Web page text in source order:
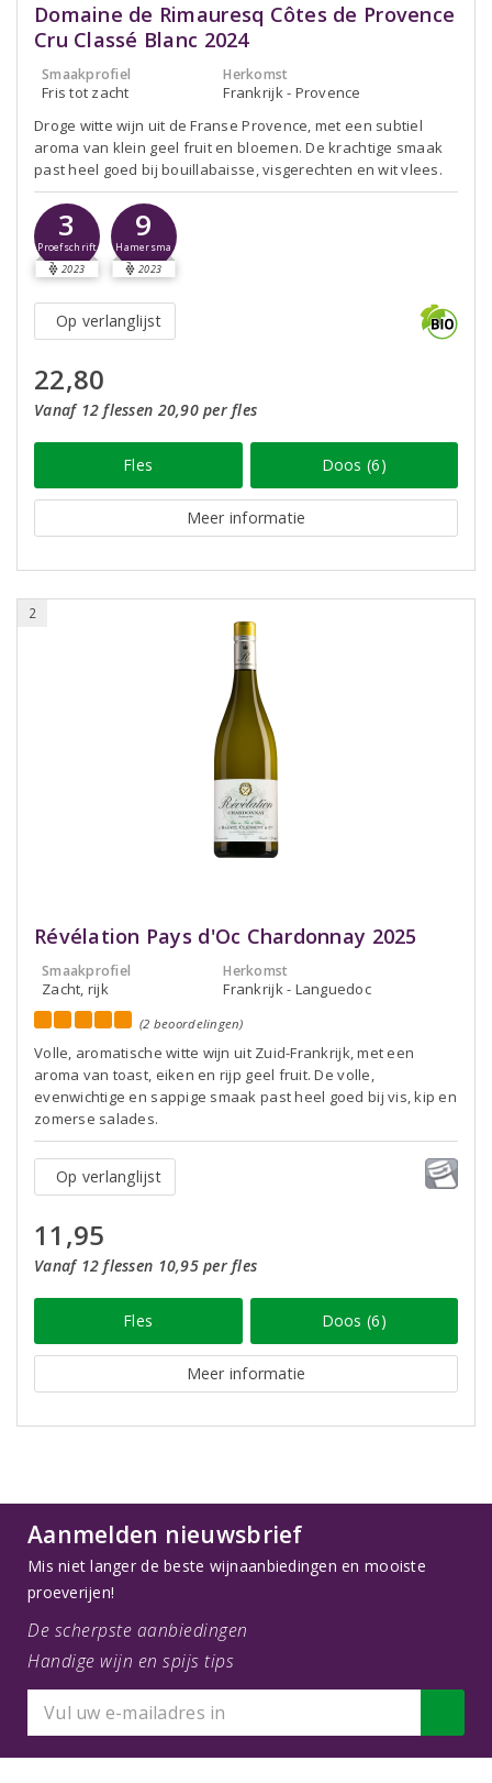
Domaine de Rimauresq Côtes de Provence
Cru Classé Blanc 2024
Smaakprofiel
Fris tot zacht
Herkomst
Frankrijk - Provence
Droge witte wijn uit de Franse Provence, met een subtiel
aroma van klein geel fruit en bloemen. De krachtige smaak
past heel goed bij bouillabaisse, visgerechten en wit vlees.
3
Proefschrift
2023
9
Hamersma
2023
Op verlanglijst
22,80
Vanaf 12 flessen 20,90 per fles
Fles Doos (6)
Meer informatie
2
Révélation Pays d'Oc Chardonnay 2025
Smaakprofiel
Zacht, rijk
Herkomst
Frankrijk - Languedoc
(2 beoordelingen)
Volle, aromatische witte wijn uit Zuid-Frankrijk, met een
aroma van toast, eiken en rijp geel fruit. De volle,
evenwichtige en sappige smaak past heel goed bij vis, kip en
zomerse salades.
Op verlanglijst
11,95
Vanaf 12 flessen 10,95 per fles
Fles Doos (6)
Meer informatie
Aanmelden nieuwsbrief
Mis niet langer de beste wijnaanbiedingen en mooiste
proeverijen!
De scherpste aanbiedingen
Handige wijn en spijs tips